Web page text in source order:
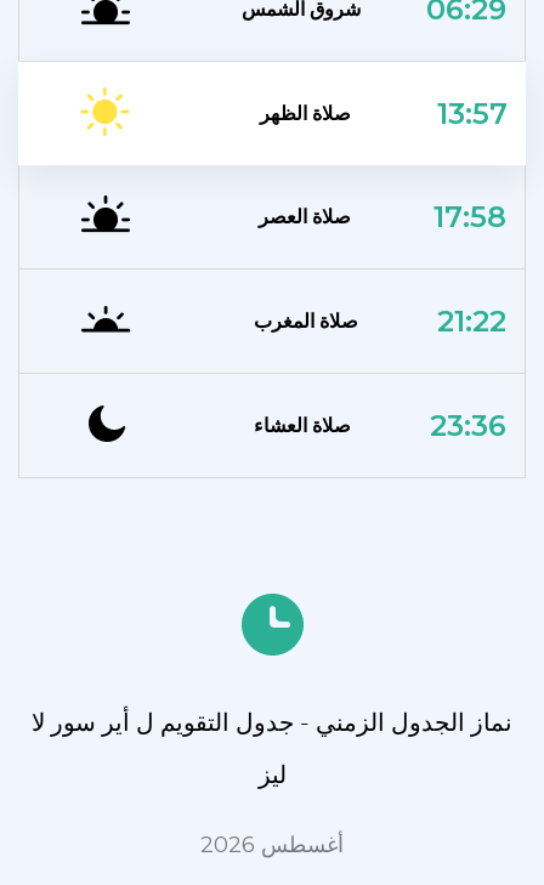
شروق الشمس 06:29
صلاة الظهر 13:57
صلاة العصر 17:58
صلاة المغرب 21:22
صلاة العشاء 23:36
نماز الجدول الزمني - جدول التقويم ل أير سور لا
ليز
أغسطس 2026